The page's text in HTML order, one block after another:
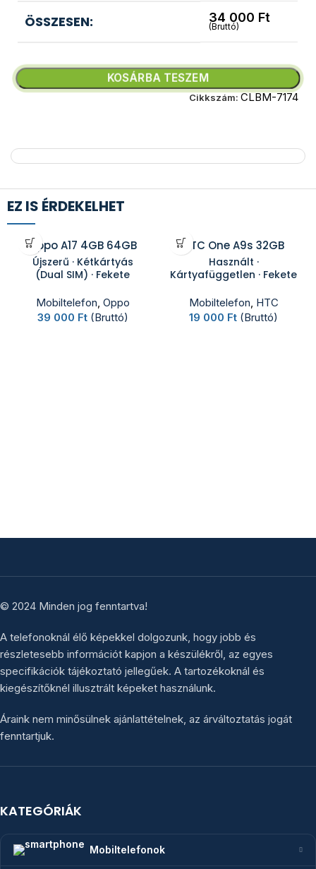
ÖSSZESEN: 34 000 Ft
(Bruttó)
KOSÁRBA TESZEM
Cikkszám: CLBM-7174
EZ IS ÉRDEKELHET
Oppo A17 4GB 64GB
Újszerű · Kétkártyás
(Dual SIM) · Fekete
Mobiltelefon, Oppo
39 000 Ft (Bruttó)
HTC One A9s 32GB
Használt ·
Kártyafüggetlen · Fekete
Mobiltelefon, HTC
19 000 Ft (Bruttó)
© 2024 Minden jog fenntartva!
A telefonoknál élő képekkel dolgozunk, hogy jobb és
részletesebb információt kapjon a készülékről, az egyes
specifikációk tájékoztató jellegűek. A tartozékoknál és
kiegészítőknél illusztrált képeket használunk.
Áraink nem minősülnek ajánlattételnek, az árváltoztatás jogát
fenntartjuk.
KATEGÓRIÁK
Mobiltelefonok